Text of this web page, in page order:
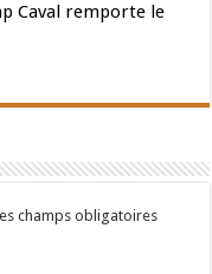
Caval remporte le
champs obligatoires